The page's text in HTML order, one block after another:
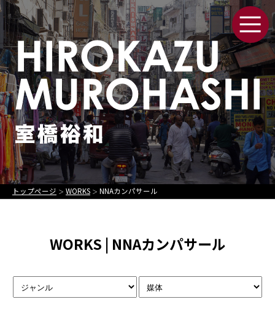
トップページ ＞ WORKS ＞ NNAカンパサール
WORKS | NNAカンパサール